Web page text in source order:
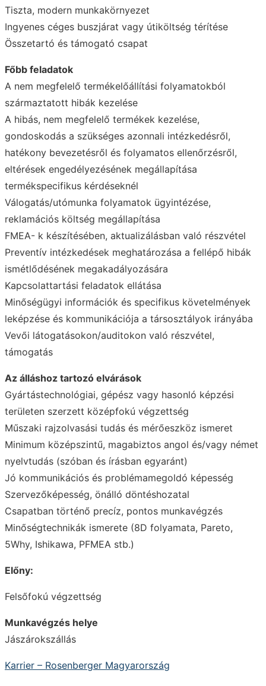
Tiszta, modern munkakörnyezet
Ingyenes céges buszjárat vagy útiköltség térítése
Összetartó és támogató csapat
Főbb feladatok
A nem megfelelő termékelőállítási folyamatokból
származtatott hibák kezelése
A hibás, nem megfelelő termékek kezelése,
gondoskodás a szükséges azonnali intézkedésről,
hatékony bevezetésről és folyamatos ellenőrzésről,
eltérések engedélyezésének megállapítása
termékspecifikus kérdéseknél
Válogatás/utómunka folyamatok ügyintézése,
reklamációs költség megállapítása
FMEA- k készítésében, aktualizálásban való részvétel
Preventív intézkedések meghatározása a fellépő hibák
ismétlődésének megakadályozására
Kapcsolattartási feladatok ellátása
Minőségügyi információk és specifikus követelmények
leképzése és kommunikációja a társosztályok irányába
Vevői látogatásokon/auditokon való részvétel,
támogatás
Az álláshoz tartozó elvárások
Gyártástechnológiai, gépész vagy hasonló képzési
területen szerzett középfokú végzettség
Műszaki rajzolvasási tudás és mérőeszköz ismeret
Minimum középszintű, magabiztos angol és/vagy német
nyelvtudás (szóban és írásban egyaránt)
Jó kommunikációs és problémamegoldó képesség
Szervezőképesség, önálló döntéshozatal
Csapatban történő precíz, pontos munkavégzés
Minőségtechnikák ismerete (8D folyamata, Pareto,
5Why, Ishikawa, PFMEA stb.)
Előny:
Felsőfokú végzettség
Munkavégzés helye
Jászárokszállás
Karrier – Rosenberger Magyarország